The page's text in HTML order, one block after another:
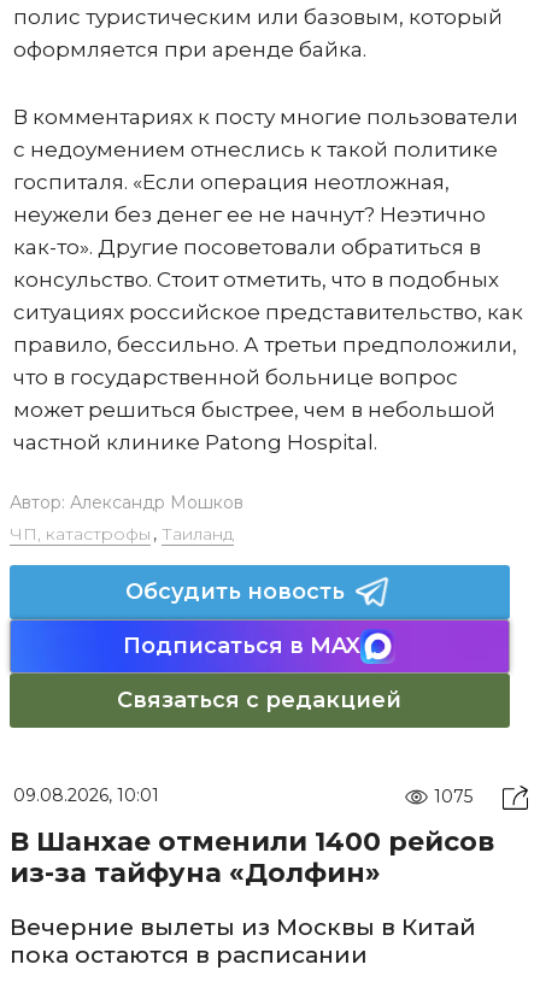
полис туристическим или базовым, который
оформляется при аренде байка.
В комментариях к посту многие пользователи
с недоумением отнеслись к такой политике
госпиталя. «Если операция неотложная,
неужели без денег ее не начнут? Неэтично
как-то». Другие посоветовали обратиться в
консульство. Стоит отметить, что в подобных
ситуациях российское представительство, как
правило, бессильно. А третьи предположили,
что в государственной больнице вопрос
может решиться быстрее, чем в небольшой
частной клинике Patong Hospital.
Автор: Александр Мошков
ЧП, катастрофы , Таиланд
Обсудить новость
Подписаться в MAX
Связаться с редакцией
09.08.2026, 10:01 1075
В Шанхае отменили 1400 рейсов
из-за тайфуна «Долфин»
Вечерние вылеты из Москвы в Китай
пока остаются в расписании